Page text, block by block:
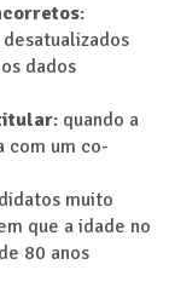
:
dados
: quando a
com um co-
muito
que a idade no
80 anos